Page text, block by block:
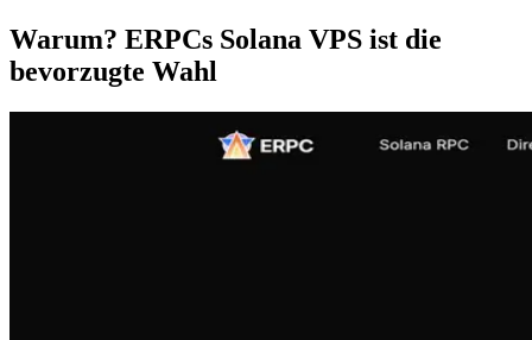
Warum? ERPCs Solana VPS ist die
bevorzugte Wahl